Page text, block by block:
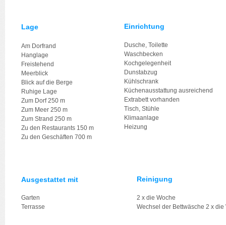
Lage
Am Dorfrand
Hanglage
Freistehend
Meerblick
Blick auf die Berge
Ruhige Lage
Zum Dorf 250 m
Zum Meer 250 m
Zum Strand 250 m
Zu den Restaurants 150 m
Zu den Geschäften 700 m
Einrichtung
Dusche, Toilette
Waschbecken
Kochgelegenheit
Dunstabzug
Kühlschrank
Küchenausstattung ausreichend
Extrabett vorhanden
Tisch, Stühle
Klimaanlage
Heizung
Ausgestattet mit
Garten
Terrasse
Reinigung
2 x die Woche
Wechsel der Bettwäsche 2 x die